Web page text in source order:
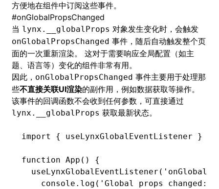
方便地在组件中订阅这些事件。
#onGlobalPropsChanged
当 lynx.__globalProps 对象发生变化时，会触发
onGlobalPropsChanged 事件，随后自动触发整个页
面的一次重新渲染。 这对于需要响应全局配置（如主
题、语言等）变化的组件非常有用。
因此， onGlobalPropsChanged 事件主要用于处理那
些不直接关联UI渲染的副作用，例如数据获取等操作。
该事件的回调函数不会收到任何参数，可直接通过
lynx.__globalProps 获取最新状态。
import { useLynxGlobalEventListener }
function App () {
  useLynxGlobalEventListener
(
    console
.log ( 'Global props changed:'